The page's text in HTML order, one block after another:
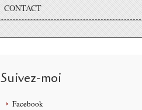
CONTACT
Suivez-moi
Facebook